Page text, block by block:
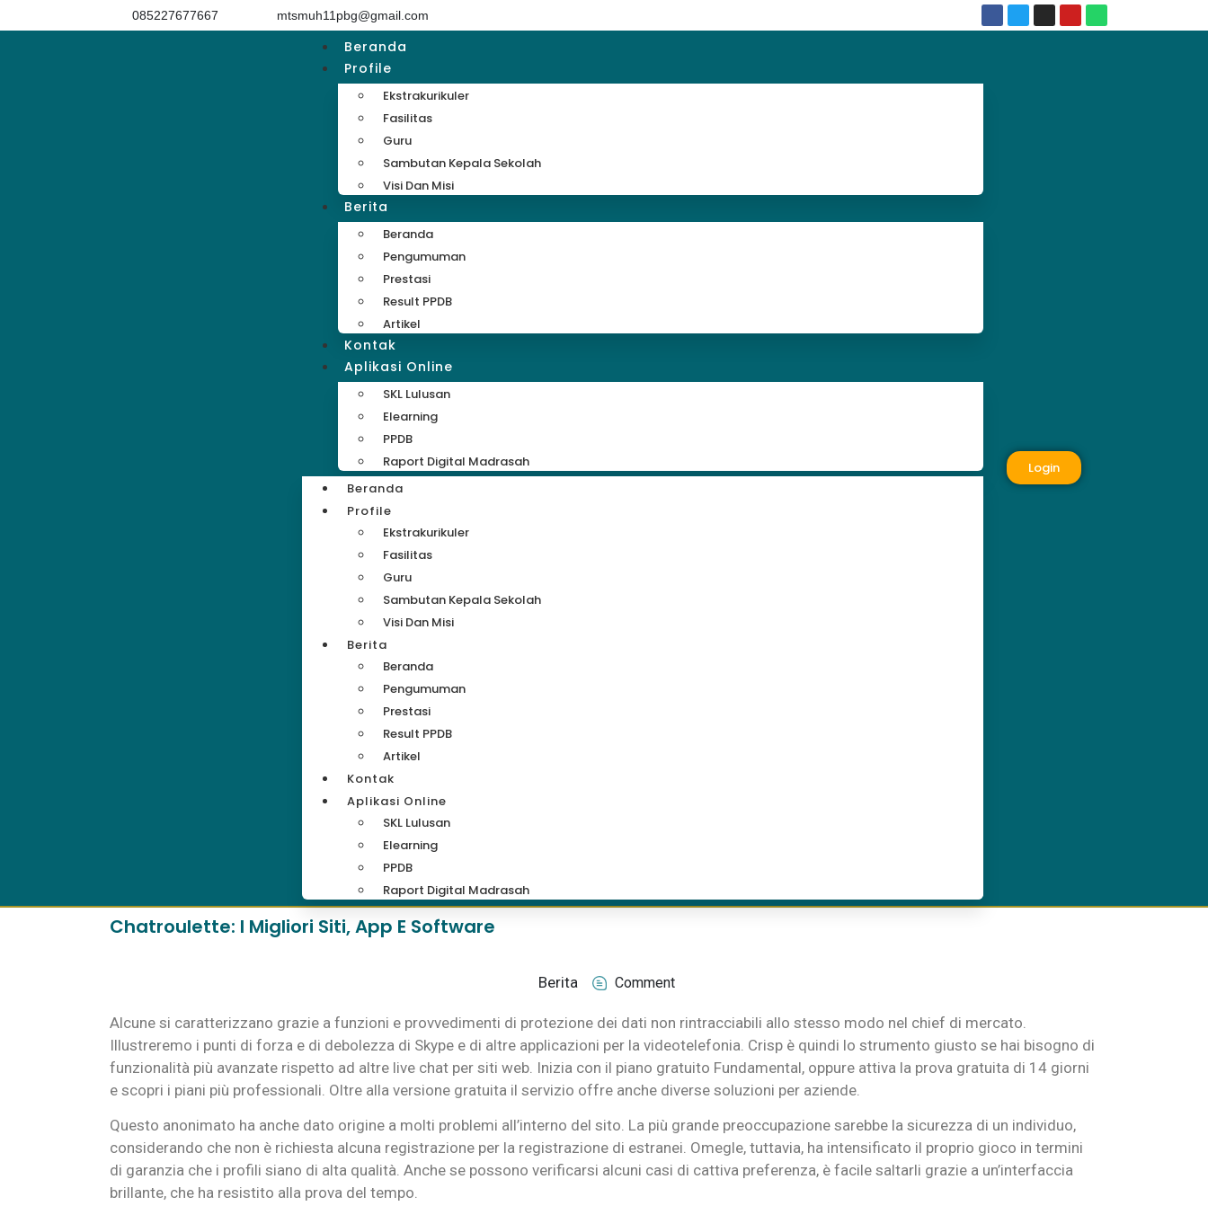
085227677667 mtsmuh11pbg@gmail.com
Beranda
Profile
Ekstrakurikuler
Fasilitas
Guru
Sambutan Kepala Sekolah
Visi Dan Misi
Berita
Beranda
Pengumuman
Prestasi
Result PPDB
Artikel
Kontak
Aplikasi Online
SKL Lulusan
Elearning
PPDB
Raport Digital Madrasah
Beranda
Profile
Ekstrakurikuler
Fasilitas
Guru
Sambutan Kepala Sekolah
Visi Dan Misi
Berita
Beranda
Pengumuman
Prestasi
Result PPDB
Artikel
Kontak
Aplikasi Online
SKL Lulusan
Elearning
PPDB
Raport Digital Madrasah
Login
Chatroulette: I Migliori Siti, App E Software
Berita Comment
Alcune si caratterizzano grazie a funzioni e provvedimenti di protezione dei dati non rintracciabili allo stesso modo nel chief di mercato.
Illustreremo i punti di forza e di debolezza di Skype e di altre applicazioni per la videotelefonia. Crisp è quindi lo strumento giusto se hai bisogno di
funzionalità più avanzate rispetto ad altre live chat per siti web. Inizia con il piano gratuito Fundamental, oppure attiva la prova gratuita di 14 giorni
e scopri i piani più professionali. Oltre alla versione gratuita il servizio offre anche diverse soluzioni per aziende.
Questo anonimato ha anche dato origine a molti problemi all’interno del sito. La più grande preoccupazione sarebbe la sicurezza di un individuo,
considerando che non è richiesta alcuna registrazione per la registrazione di estranei. Omegle, tuttavia, ha intensificato il proprio gioco in termini
di garanzia che i profili siano di alta qualità. Anche se possono verificarsi alcuni casi di cattiva preferenza, è facile saltarli grazie a un’interfaccia
brillante, che ha resistito alla prova del tempo.